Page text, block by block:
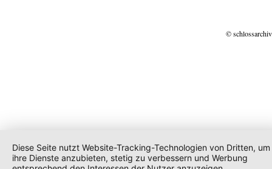
©
Diese Seite nutzt Website-Tracking-Technologien von Dritten, um
ihre Dienste anzubieten, stetig zu verbessern und Werbung